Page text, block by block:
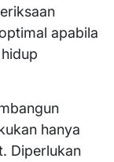
apabila
hanya
Diperlukan